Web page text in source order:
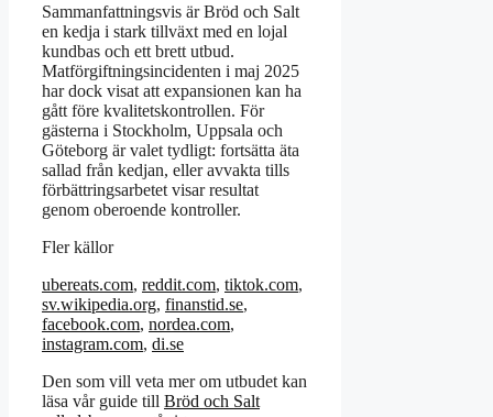
Sammanfattningsvis är Bröd och Salt
en kedja i stark tillväxt med en lojal
kundbas och ett brett utbud.
Matförgiftningsincidenten i maj 2025
har dock visat att expansionen kan ha
gått före kvalitetskontrollen. För
gästerna i Stockholm, Uppsala och
Göteborg är valet tydligt: fortsätta äta
sallad från kedjan, eller avvakta tills
förbättringsarbetet visar resultat
genom oberoende kontroller.
Fler källor
ubereats.com, reddit.com, tiktok.com,
sv.wikipedia.org, finanstid.se,
facebook.com, nordea.com,
instagram.com, di.se
Den som vill veta mer om utbudet kan
läsa vår guide till Bröd och Salt